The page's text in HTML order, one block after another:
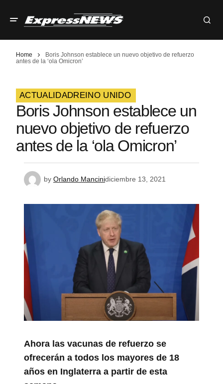
Home
Boris Johnson establece un nuevo objetivo de refuerzo
antes de la ‘ola Omicron’
ACTUALIDADREINO UNIDO
Boris Johnson establece un
nuevo objetivo de refuerzo
antes de la ‘ola Omicron’
by Orlando Mancinidiciembre 13, 2021
Ahora las vacunas de refuerzo se
ofrecerán a todos los mayores de 18
años en Inglaterra a partir de esta